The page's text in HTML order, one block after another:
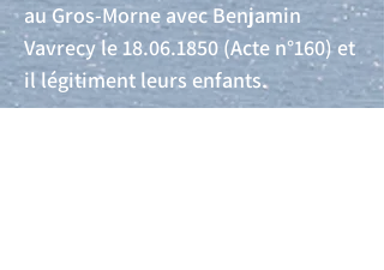
au Gros-Morne avec Benjamin
Vavrecy le18.06.1850 (Acte n°160) et
il légitiment leurs enfants.